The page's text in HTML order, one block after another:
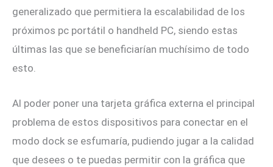
generalizado que permitiera la escalabilidad de los
próximos pc portátil o handheld PC, siendo estas
últimas las que se beneficiarían muchísimo de todo
esto.
Al poder poner una tarjeta gráfica externa el principal
problema de estos dispositivos para conectar en el
modo dock se esfumaría, pudiendo jugar a la calidad
que desees o te puedas permitir con la gráfica que